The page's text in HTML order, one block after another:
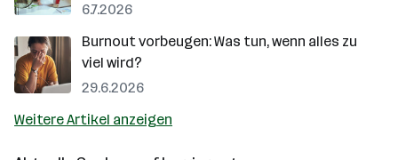
6.7.2026
Burnout vorbeugen: Was tun, wenn alles zu
viel wird?
29.6.2026
Weitere Artikel anzeigen